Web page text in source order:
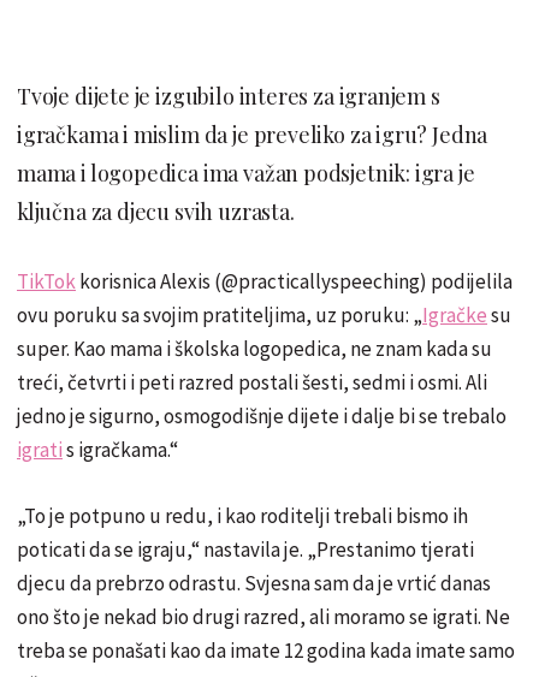
Tvoje dijete je izgubilo interes za igranjem s
igračkama i mislim da je preveliko za igru? Jedna
mama i logopedica ima važan podsjetnik: igra je
ključna za djecu svih uzrasta.
TikTokkorisnica Alexis (@practicallyspeeching) podijelila
ovu poruku sa svojim pratiteljima, uz poruku: „Igračkesu
super. Kao mama i školska logopedica, ne znam kada su
treći, četvrti i peti razred postali šesti, sedmi i osmi. Ali
jedno je sigurno, osmogodišnje dijete i dalje bi se trebalo
igratis igračkama.“
„To je potpuno u redu, i kao roditelji trebali bismo ih
poticati da se igraju,“ nastavila je. „Prestanimo tjerati
djecu da prebrzo odrastu. Svjesna sam da je vrtić danas
ono što je nekad bio drugi razred, ali moramo se igrati. Ne
treba se ponašati kao da imate 12 godina kada imate samo